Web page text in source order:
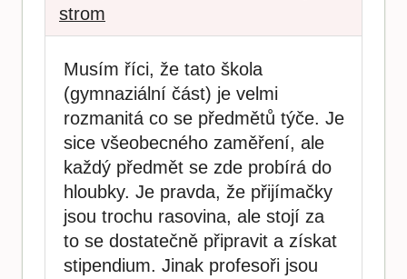
strom
Musím říci, že tato škola
(gymnaziální část) je velmi
rozmanitá co se předmětů týče. Je
sice všeobecného zaměření, ale
každý předmět se zde probírá do
hloubky. Je pravda, že přijímačky
jsou trochu rasovina, ale stojí za
to se dostatečně připravit a získat
stipendium. Jinak profesoři jsou